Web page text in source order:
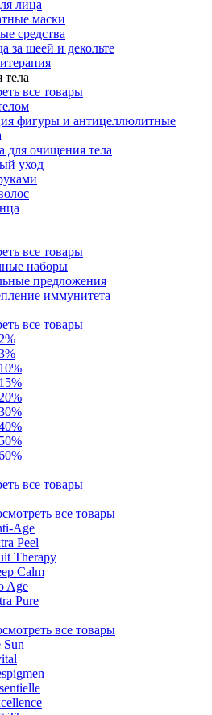
лица
маски
средства
за шеей и декольте
тела
все товары
фигуры и антицеллюлитные
для очищения тела
уход
все товары
наборы
предложения
иммунитета
все товары
все товары
все товары
Peel
Therapy
Calm
Age
Pure
все товары
Sun